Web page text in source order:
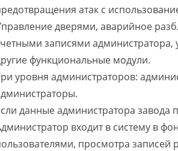
атак с
дверями, аварийное
записями администратора,
функциональные модули.
уровня администраторов:
данные администратора завода
входит в систему в
просмотра записей